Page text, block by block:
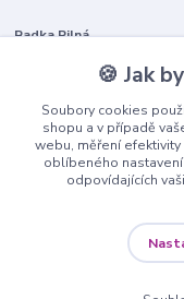
Radka Pilná
🍪 Jak
Soubory cookies
shopu a v případě
webu, měření efektivity
oblíbeného
odpovídajících